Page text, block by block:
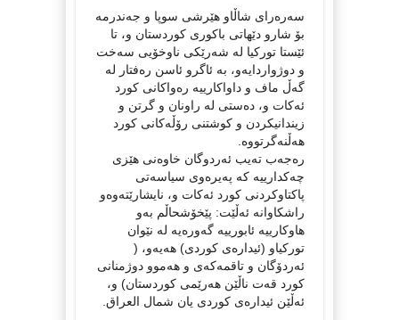
سه‌ره‌رای شاڵاو هێرشی سوپا و جه‌ندرمه‌
بۆ شارو دێهاتی باكوری كوردستان و، تا
ئێستا توركیا له‌ شه‌رێكی ناوخۆیی سه‌خت
و دوژواردایه‌و، به‌ ئاگرو ئاسن ره‌فتار له‌
گه‌ڵ ماف و داواكارییه‌ ره‌واكانی كورد
ئه‌كات و، ده‌ستی له‌ راونان و گرتن و
زیندانیكردن و كوشتنی رۆڵه‌كانی كورد
هه‌ڵنه‌گرتووه.
رەجەب تەیب ئەردوگان خاوەنی ھێزی
چەکدارییە کە پەیرەوی سیاسەتی
پاکتاوکردنی کورد ئەکات و، نایشارێته‌وه‌و
راشكاوانه‌ ئەڵێت: پێخۆشحاڵم بەو
ھاوکارییە ئابورییە گەورەیە لە نێوان
تورکیاو (ئیدارەی کوردی) هه‌یه‌و،‌ (
ئه‌ردۆگان و تاقمه‌كه‌ی و هه‌موو دوژمنانی
كورد قەت ناڵێن ھەرێمی کوردستان) و،
ئه‌ڵێن ئیداره‌ی كوردی یان شمال العراق.